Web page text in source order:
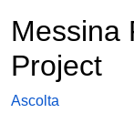
Messina
Project
Ascolta